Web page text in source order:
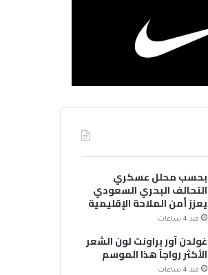
بحسب محلل عسكري
التحالف البحري السعودي
يعزز أمن الملاحة الإقليمية
والدولية
منذ 4 ساعات
غولدن آور براونت لون الشعر
الأكثر رواجاً هذا الموسم
منذ 4 ساعات